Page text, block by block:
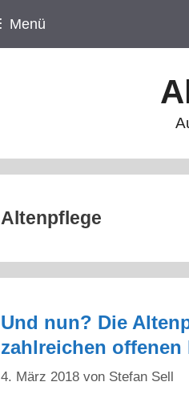
Menü
Altenpflege
Und nun? Die
zahlreichen
4. März 2018 von Stefan Sell